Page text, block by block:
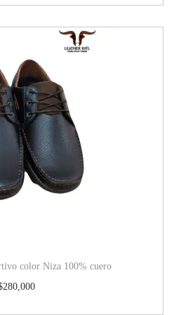
color Niza 100% cuero
280,000